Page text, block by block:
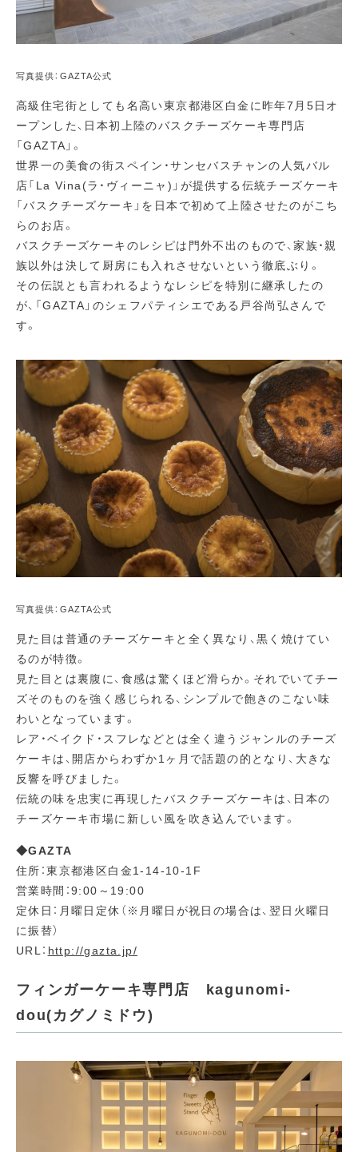
写真提供：GAZTA公式
高級住宅街としても名高い東京都港区白金に昨年7月5日オ
ープンした、日本初上陸のバスクチーズケーキ専門店
「GAZTA」。
世界一の美食の街スペイン・サンセバスチャンの人気バル
店「La Vina(ラ・ヴィーニャ)」が提供する伝統チーズケーキ
「バスクチーズケーキ」を日本で初めて上陸させたのがこち
らのお店。
バスクチーズケーキのレシピは門外不出のもので、家族・親
族以外は決して厨房にも入れさせないという徹底ぶり。
その伝説とも言われるようなレシピを特別に継承したの
が、「GAZTA」のシェフパティシエである戸谷尚弘さんで
す。
写真提供：GAZTA公式
見た目は普通のチーズケーキと全く異なり、黒く焼けてい
るのが特徴。
見た目とは裏腹に、食感は驚くほど滑らか。それでいてチー
ズそのものを強く感じられる、シンプルで飽きのこない味
わいとなっています。
レア・ベイクド・スフレなどとは全く違うジャンルのチーズ
ケーキは、開店からわずか1ヶ月で話題の的となり、大きな
反響を呼びました。
伝統の味を忠実に再現したバスクチーズケーキは、日本の
チーズケーキ市場に新しい風を吹き込んでいます。
◆GAZTA
住所：東京都港区白金1-14-10-1F
営業時間：9:00～19:00
定休日：月曜日定休（※月曜日が祝日の場合は、翌日火曜日
に振替）
URL： http://gazta.jp/
フィンガーケーキ専門店 kagunomi-
dou(カグノミドウ)